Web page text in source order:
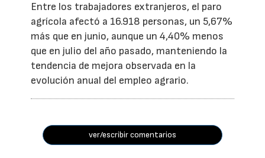
Entre los trabajadores extranjeros, el paro
agrícola afectó a 16.918 personas, un 5,67%
más que en junio, aunque un 4,40% menos
que en julio del año pasado, manteniendo la
tendencia de mejora observada en la
evolución anual del empleo agrario.
ver/escribir comentarios